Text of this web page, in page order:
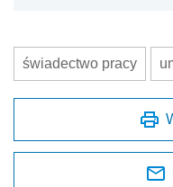
świadectwo pracy